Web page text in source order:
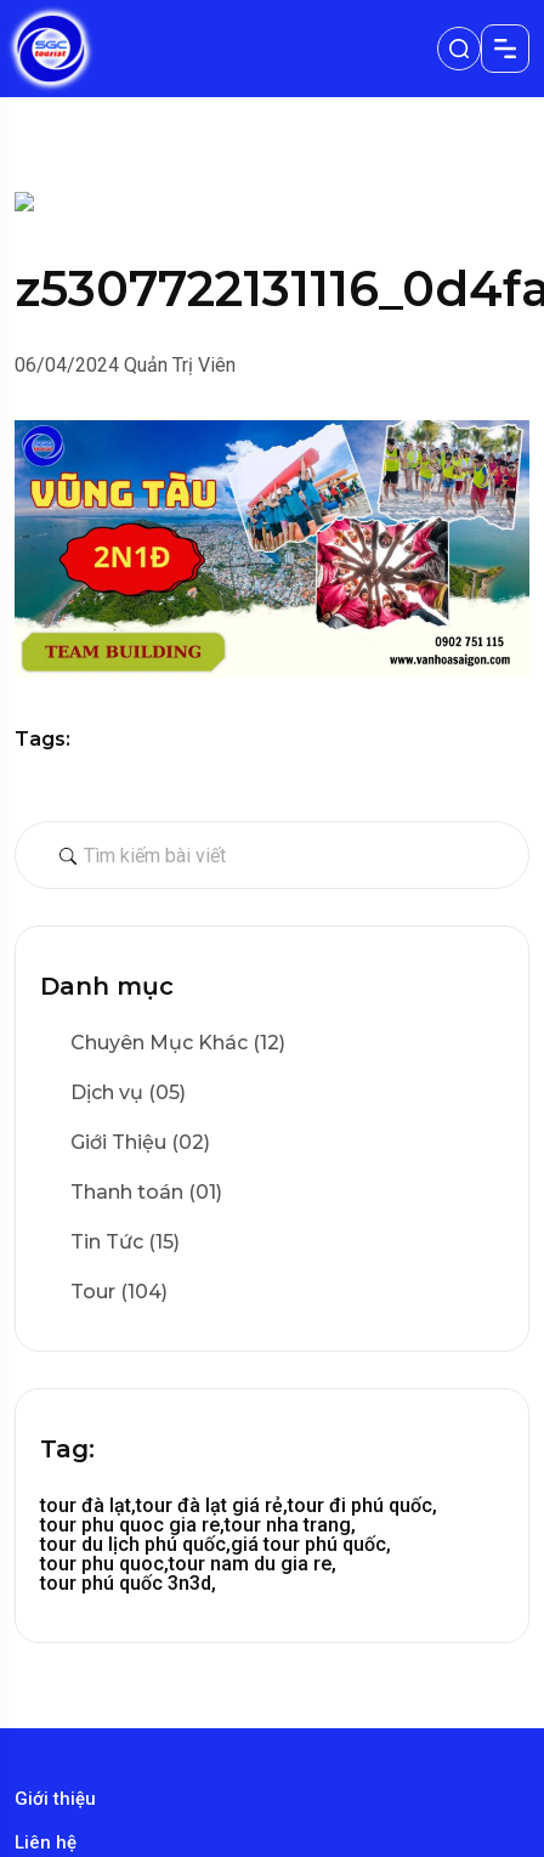
Danh mục
Chuyên Mục Khác (12)
Dịch vụ (05)
Giới Thiệu (02)
Thanh toán (01)
Tin Tức (15)
Tour (104)
Tag:
tour đà lạt,tour đà lạt giá rẻ,tour đi phú quốc,
tour phu quoc gia re,tour nha trang,
tour du lịch phú quốc,giá tour phú quốc,
tour phu quoc,tour nam du gia re,
tour phú quốc 3n3d,
06/04/2024 Quản Trị Viên
Tags:
Giới thiệu
Liên hệ